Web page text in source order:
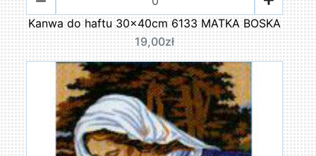
Kanwa do haftu 30x40cm 6133 MATKA BOSKA
19,00zł